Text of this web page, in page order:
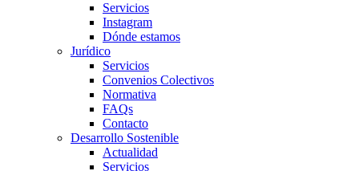
Servicios
Instagram
Dónde estamos
Jurídico
Servicios
Convenios Colectivos
Normativa
FAQs
Contacto
Desarrollo Sostenible
Actualidad
Servicios